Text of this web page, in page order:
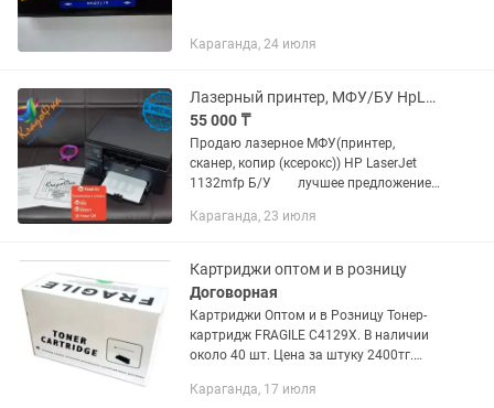
Караганда, 24 июля
Лазерный принтер, МФУ/БУ HpLJ 1132MFP.
55 000 ₸
Продаю лазерное МФУ(принтер,
сканер, копир (ксерокс)) HP LaserJet
1132mfp Б/У⠀ ⠀ лучшее предложение
недорогая заправкадо 1 500тг⠀ не
Караганда, 23 июля
Картриджи оптом и в розницу
Договорная
Картриджи Оптом и в Розницу Тонер-
картридж FRAGILE C4129X. В наличии
около 40 шт. Цена за штуку 2400тг.
FRAGILE Ресурс: 10000 страниц Цвет
Караганда, 17 июля